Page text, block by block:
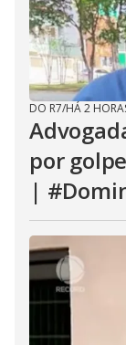
DO R7/HÁ 2
por
|